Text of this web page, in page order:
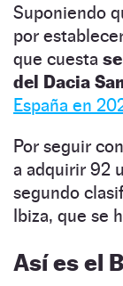
Suponiendo
por
que cuesta
del Dacia
España en
Por seguir
a adquirir 92
segundo
Ibiza, que se
Así es el